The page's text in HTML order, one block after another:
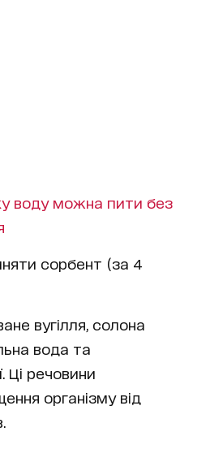
воду можна пити без
сорбент (за 4
вугілля, солона
вода та
Ці речовини
організму від